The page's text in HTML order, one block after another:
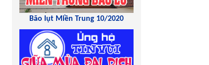
Bão lụt Miền Trung 10/2020